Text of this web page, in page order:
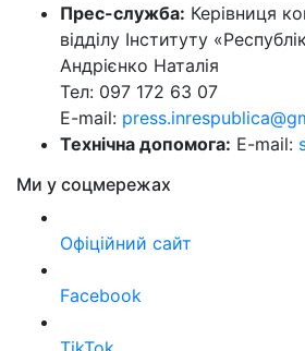
Прес-служба: Керівниця
відділу Інституту
Андрієнко Наталія
Тел: 097 172 63 07
E-mail:
Технічна допомога: E-mail:
Ми у соцмережах
Офіційний сайт
Facebook